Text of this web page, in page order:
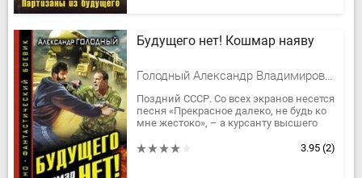
Будущего нет! Кошмар наяву
Голодный Александр Владимирович
Поздний СССР. Со всех экранов несется
песня «Прекрасное далеко, не будь ко
мне жестоко», – а курсанту высшего
сны о будущем. Страшные...
3.95 (2)